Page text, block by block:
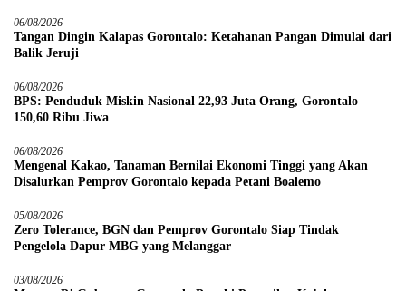
06/08/2026
Tangan Dingin Kalapas Gorontalo: Ketahanan Pangan Dimulai dari
Balik Jeruji
06/08/2026
BPS: Penduduk Miskin Nasional 22,93 Juta Orang, Gorontalo
150,60 Ribu Jiwa
06/08/2026
Mengenal Kakao, Tanaman Bernilai Ekonomi Tinggi yang Akan
Disalurkan Pemprov Gorontalo kepada Petani Boalemo
05/08/2026
Zero Tolerance, BGN dan Pemprov Gorontalo Siap Tindak
Pengelola Dapur MBG yang Melanggar
03/08/2026